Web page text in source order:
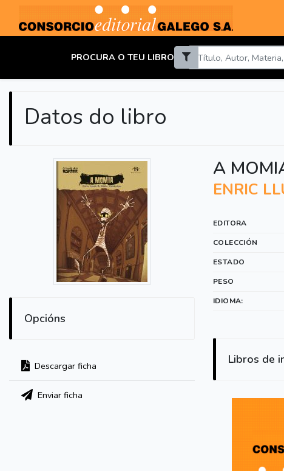
PROCURA O TEU LIBRO
Datos do libro
Opcións
Descargar ficha
Enviar ficha
A
ENRIC
EDITORA
COLECCIÓN
ESTADO
PESO
IDIOMA:
Libros de